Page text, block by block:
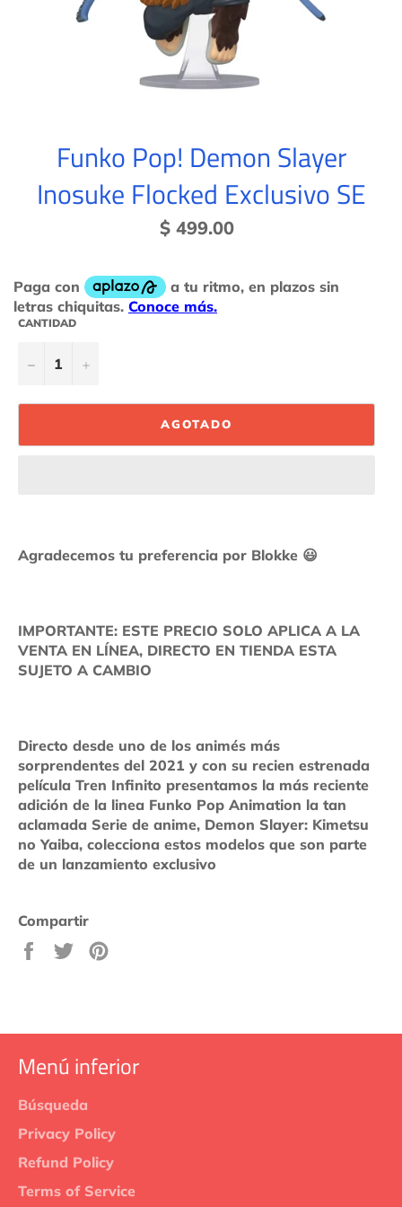
Funko Pop! Demon Slayer
Inosuke Flocked Exclusivo SE
Precio
habitual
$ 499.00
CANTIDAD
− +
AGOTADO
Agradecemos tu preferencia por Blokke 😃
IMPORTANTE: ESTE PRECIO SOLO APLICA A LA
VENTA EN LÍNEA, DIRECTO EN TIENDA ESTA
SUJETO A CAMBIO
Directo desde uno de los animés más
sorprendentes del 2021 y con su recien estrenada
película Tren Infinito presentamos la más reciente
adición de la linea Funko Pop Animation la tan
aclamada Serie de anime, Demon Slayer: Kimetsu
no Yaiba, colecciona estos modelos que son parte
de un lanzamiento exclusivo
Compartir
Compartir
Tuitear
Menú inferior
Búsqueda
Privacy Policy
Refund Policy
Terms of Service